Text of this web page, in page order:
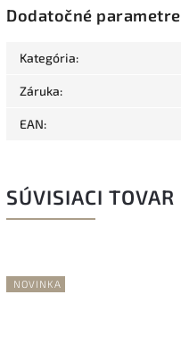
Dodatočné parametre
Kategória:
Záruka:
EAN:
SÚVISIACI TOVAR
NOVINKA